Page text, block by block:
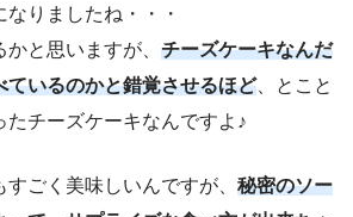
りましたね・・・
と思いますが、 チーズケーキなんだ
ているのかと錯覚させるほど、とこと
たチーズケーキなんですよ♪
ごく美味しいんですが、 秘密のソー